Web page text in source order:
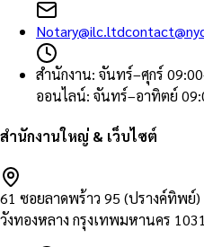
Notary@ilc.ltd
สำนักงาน: จันทร์–ศุกร์
ออนไลน์: จันทร์–อาทิตย์
สำนักงานใหญ่ & เว็บไซต์
61 ซอยลาดพร้าว 95 (ปรางค์ทิพย์
วังทองหลาง กรุงเทพมหานคร